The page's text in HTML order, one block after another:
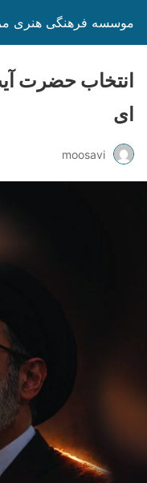
موسسه فرهنگی هنری
انتخاب حضرت
ای
moosavi